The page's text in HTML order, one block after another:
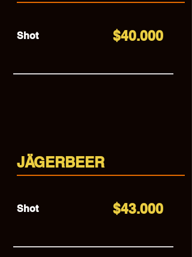
Shot $40.000
JÄGERBEER
Shot $43.000